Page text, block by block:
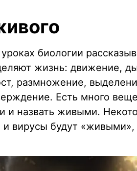
биологии
жизнь: движение,
размножение,
Есть много
и назвать живыми.
вирусы будут «живыми»,